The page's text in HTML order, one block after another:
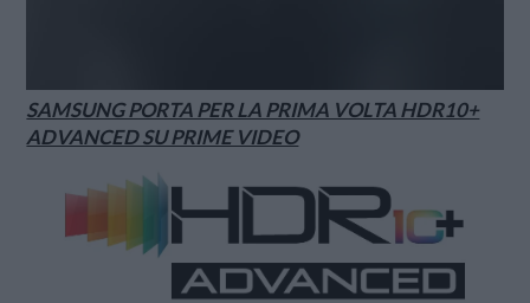
SAMSUNG PORTA PER LA PRIMA VOLTA HDR10+
ADVANCED SU PRIME VIDEO